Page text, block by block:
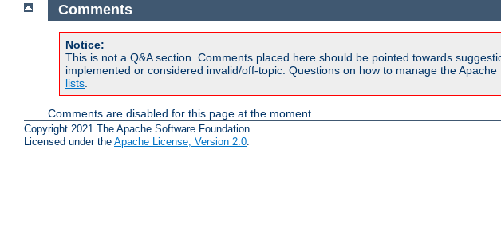
Comments
Notice:
This is not a Q&A section. Comments placed here should be pointed towards
implemented or considered invalid/off-topic. Questions on how to manage the
lists.
Comments are disabled for this page at the moment.
Copyright 2021 The Apache Software Foundation.
Licensed under the Apache License, Version 2.0